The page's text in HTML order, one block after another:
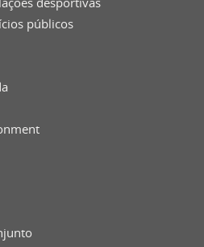
públicos